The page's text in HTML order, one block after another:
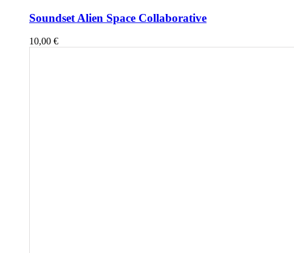
Soundset Alien Space Collaborative
10,00 €